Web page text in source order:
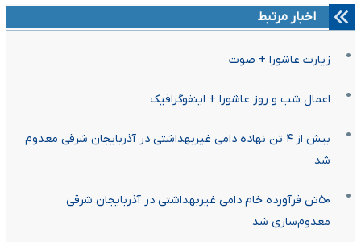
اخبار مرتبط
زیارت عاشورا + صوت
اعمال شب و روز عاشورا + اینفوگرافیک
بیش از ۴ تن نهاده دامی غیربهداشتی در آذربایجان شرقی معدوم
شد
۵۰تن فرآورده خام دامی غیربهداشتی در آذربایجان شرقی
معدوم‌سازی شد